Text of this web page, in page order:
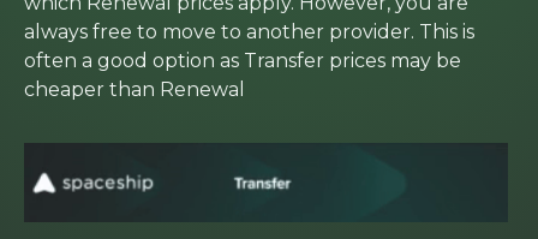
always free to move to another provider. This is
often a good option as Transfer prices may be
cheaper than Renewal